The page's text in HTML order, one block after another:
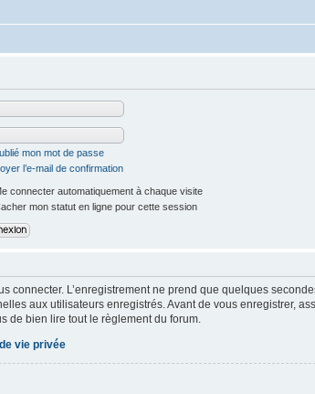
mon mot de passe
l’e-mail de confirmation
connecter automatiquement à chaque visite
mon statut en ligne pour cette session
connecter. L’enregistrement ne prend que quelques
aux utilisateurs enregistrés. Avant de vous enregistrer,
de bien lire tout le règlement du forum.
vie privée